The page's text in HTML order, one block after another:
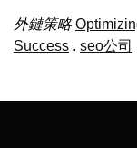
外鏈策略
Success . seo公司